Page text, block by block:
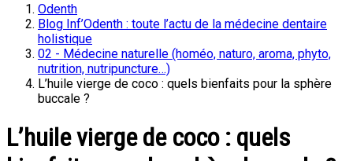
Odenth
Blog Inf’Odenth : toute l’actu de la médecine dentaire
holistique
02 - Médecine naturelle (homéo, naturo, aroma, phyto,
nutrition, nutripuncture…)
L’huile vierge de coco : quels bienfaits pour la sphère
buccale ?
L’huile vierge de coco : quels